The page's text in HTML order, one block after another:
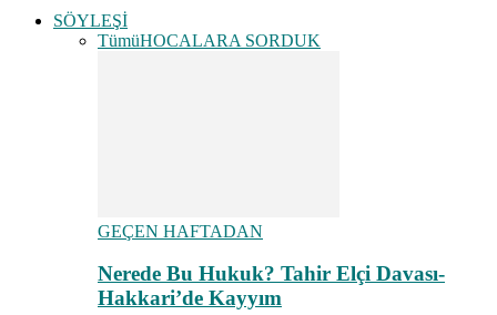
SÖYLEŞİ
TümüHOCALARA SORDUK
GEÇEN HAFTADAN
Nerede Bu Hukuk? Tahir Elçi Davası-
Hakkari’de Kayyım